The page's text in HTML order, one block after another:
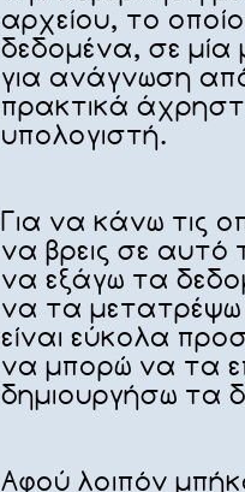
αρχείου, το
δεδομένα, σε μία
για ανάγνωση
πρακτικά
υπολογιστή.
Για να κάνω τις
να βρεις σε αυτό
να εξάγω τα
να τα
είναι εύκολα
να μπορώ να τα
δημιουργήσω τα
Αφού λοιπόν